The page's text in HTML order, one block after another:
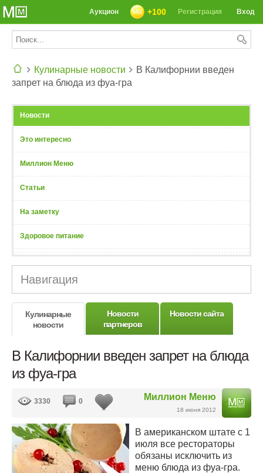
Вход
Регистрация
+100
Аукцион
Кулинарные новости
В Калифорнии введен
запрет на блюда из фуа-гра
Новости
Это интересно
Миллион Меню
Статьи
На заметку
Здоровое питание
Навигация
Кулинарные
новости
Новости
партнеров
Новости сайта
В Калифорнии введен запрет на блюда
из фуа-гра
Миллион Меню
18 июня 2012
3330 0
В американском штате с 1
июля все рестораторы
обязаны исключить из
меню блюда из фуа-гра.